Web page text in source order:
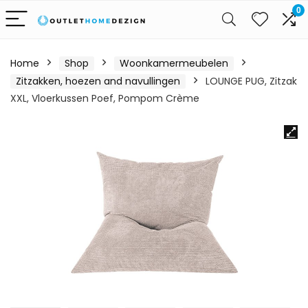
0
Home Shop
Woonkamermeubelen
Zitzakken, hoezen and navullingen
LOUNGE PUG, Zitzak
XXL, Vloerkussen Poef, Pompom Crème